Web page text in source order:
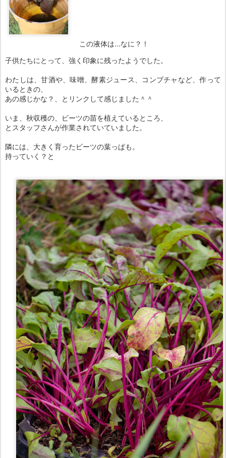
この液体は...なに？！
子供たちにとって、強く印象に残ったようでした。
わたしは、甘酒や、味噌、酵素ジュース、コンブチャなど、作って
いるときの、
あの感じかな？、とリンクして感じました＾＾
いま、秋収穫の、ビーツの苗を植えているところ、
とスタッフさんが作業されていていました。
隣には、大きく育ったビーツの葉っぱも。
持っていく？と